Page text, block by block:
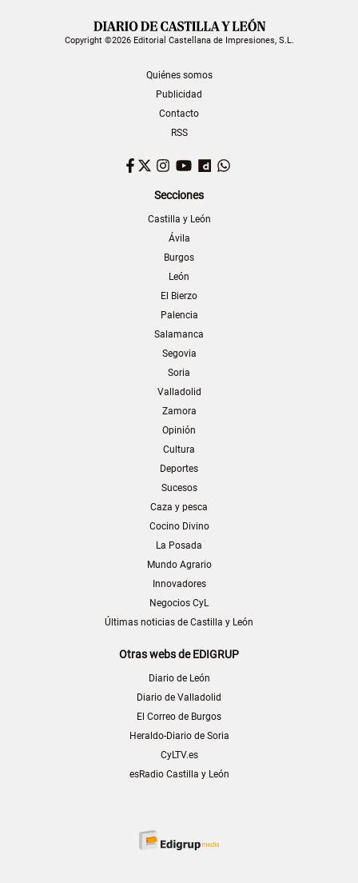
Copyright ©2026 Editorial Castellana de Impresiones, S.L.
Quiénes somos
Publicidad
Contacto
RSS
Facebook
TwitterInstagram
YouTubeDailymotion
Secciones
Castilla y León
Ávila
Burgos
León
El Bierzo
Palencia
Salamanca
Segovia
Soria
Valladolid
Zamora
Opinión
Cultura
Deportes
Sucesos
Caza y pesca
Cocino Divino
La Posada
Mundo Agrario
Innovadores
Negocios CyL
Últimas noticias de Castilla y León
Otras webs de EDIGRUP
Diario de León
Diario de Valladolid
El Correo de Burgos
Heraldo-Diario de Soria
CyLTV.es
esRadio Castilla y León